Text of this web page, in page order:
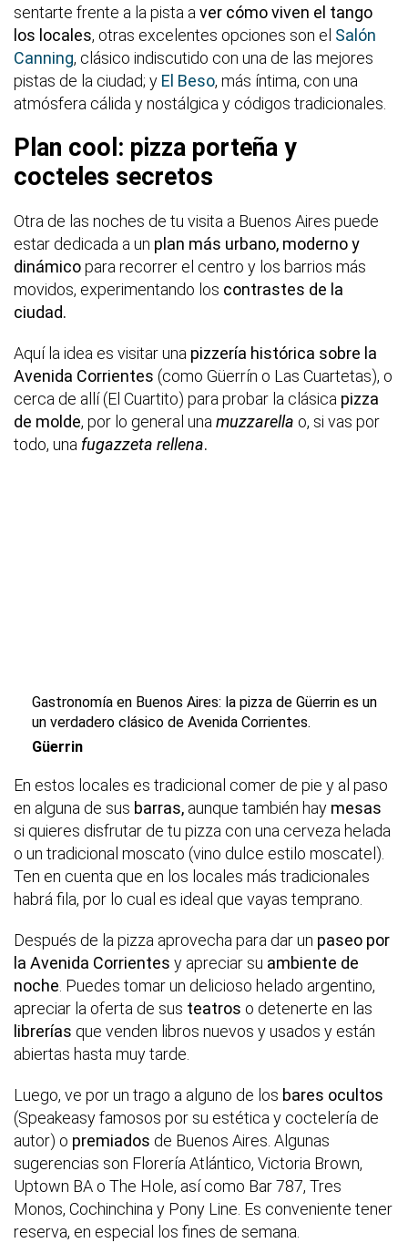
sentarte frente a la pista a ver cómo viven el tango
los locales, otras excelentes opciones son el Salón
Canning, clásico indiscutido con una de las mejores
pistas de la ciudad; y El Beso, más íntima, con una
atmósfera cálida y nostálgica y códigos tradicionales.
Plan cool: pizza porteña y
cocteles secretos
Otra de las noches de tu visita a Buenos Aires puede
estar dedicada a un plan más urbano, moderno y
dinámicopara recorrer el centro y los barrios más
movidos, experimentando los contrastes de la
ciudad.
Aquí la idea es visitar una pizzería histórica sobre la
Avenida Corrientes (como Güerrín o Las Cuartetas), o
cerca de allí (El Cuartito) para probar la clásica pizza
de molde, por lo general una muzzarella o, si vas por
todo, una fugazzeta rellena.
Gastronomía en Buenos Aires: la pizza de Güerrin es un
un verdadero clásico de Avenida Corrientes.
Güerrin
En estos locales es tradicional comer de pie y al paso
en alguna de sus barras, aunque también hay mesas
si quieres disfrutar de tu pizza con una cerveza helada
o un tradicional moscato (vino dulce estilo moscatel).
Ten en cuenta que en los locales más tradicionales
habrá fila, por lo cual es ideal que vayas temprano.
Después de la pizza aprovecha para dar un paseo por
la Avenida Corrientes y apreciar su ambiente de
noche. Puedes tomar un delicioso helado argentino,
apreciar la oferta de sus teatros o detenerte en las
librerías que venden libros nuevos y usados y están
abiertas hasta muy tarde.
Luego, ve por un trago a alguno de los bares ocultos
(Speakeasy famosos por su estética y coctelería de
autor) o premiados de Buenos Aires. Algunas
sugerencias son Florería Atlántico, Victoria Brown,
Uptown BA o The Hole, así como Bar 787, Tres
Monos, Cochinchina y Pony Line. Es conveniente tener
reserva, en especial los fines de semana.